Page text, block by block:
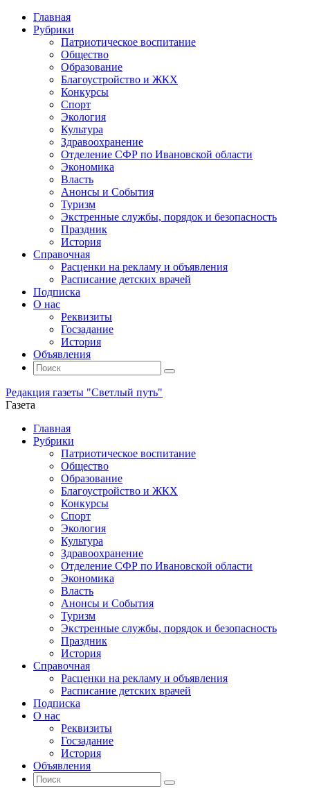
Главная
Рубрики
Патриотическое воспитание
Общество
Образование
Благоустройство и ЖКХ
Конкурсы
Спорт
Экология
Культура
Здравоохранение
Отделение СФР по Ивановской области
Экономика
Власть
Анонсы и События
Туризм
Экстренные службы, порядок и безопасность
Праздник
История
Справочная
Расценки на рекламу и объявления
Расписание детских врачей
Подписка
О нас
Реквизиты
Госзадание
История
Объявления
Поиск
Искать:
Поиск
Редакция газеты "Светлый путь"
Газета
Промотать
содержимому
Главная
Рубрики
Патриотическое воспитание
Общество
Образование
Благоустройство и ЖКХ
Конкурсы
Спорт
Экология
Культура
Здравоохранение
Отделение СФР по Ивановской области
Экономика
Власть
Анонсы и События
Туризм
Экстренные службы, порядок и безопасность
Праздник
История
Справочная
Расценки на рекламу и объявления
Расписание детских врачей
Подписка
О нас
Реквизиты
Госзадание
История
Объявления
Поиск
Искать:
Поиск